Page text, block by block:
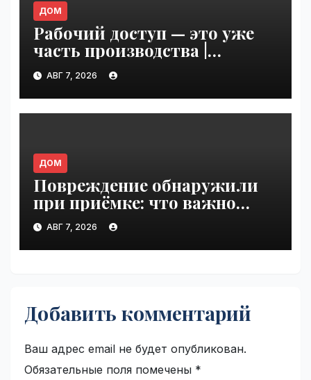
ДОМ
Рабочий доступ — это уже
часть производства |
VseTime.ru
АВГ 7, 2026
ДОМ
Повреждение обнаружили
при приёмке: что важно
зафиксировать сразу |
VseTime.ru
АВГ 7, 2026
Добавить комментарий
Ваш адрес email не будет опубликован.
Обязательные поля помечены *